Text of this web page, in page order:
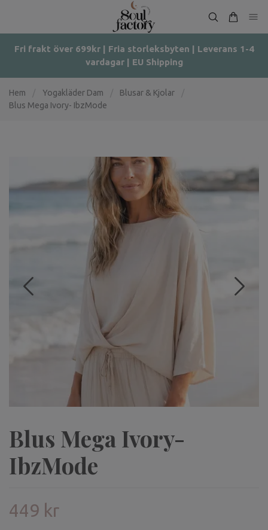
Fri frakt över 699kr | Fria storleksbyten | Leverans 1-4
vardagar | EU Shipping
Hem Yogakläder Dam Blusar & Kjolar
Blus Mega Ivory- IbzMode
Blus Mega Ivory-
IbzMode
449 kr